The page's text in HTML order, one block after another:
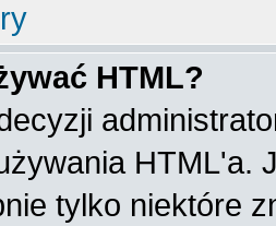
HTML?
HTML'a.
tylko niektóre